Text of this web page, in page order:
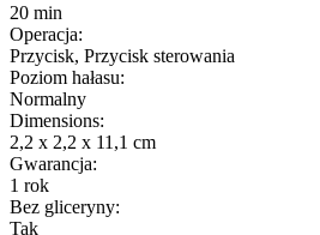
20 min
Operacja:
Przycisk, Przycisk sterowania
Poziom hałasu:
Normalny
Dimensions:
2,2 x 2,2 x 11,1 cm
Gwarancja:
1 rok
Bez gliceryny:
Tak